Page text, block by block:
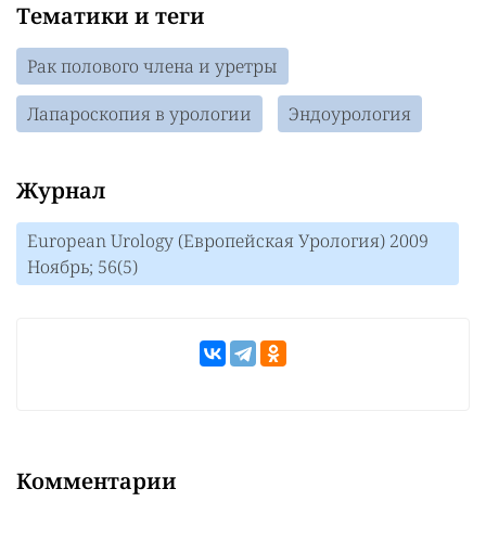
Тематики и теги
Рак полового члена и уретры
Лапароскопия в урологии
Эндоурология
Журнал
European Urology (Европейская Урология) 2009
Ноябрь; 56(5)
Комментарии